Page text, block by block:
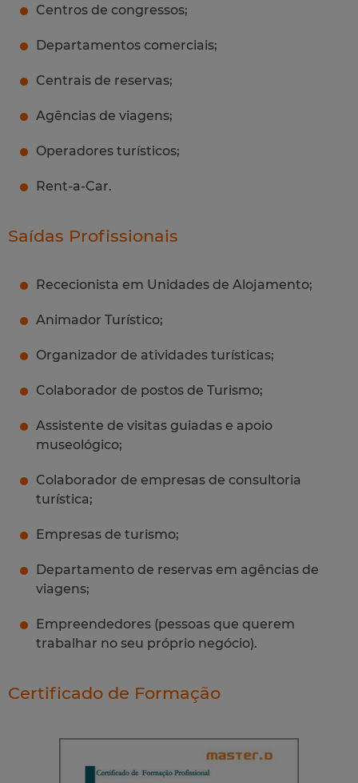
Centros de congressos;
Departamentos comerciais;
Centrais de reservas;
Agências de viagens;
Operadores turísticos;
Rent-a-Car.
Saídas Profissionais
Rececionista em Unidades de Alojamento;
Animador Turístico;
Organizador de atividades turísticas;
Colaborador de postos de Turismo;
Assistente de visitas guiadas e apoio
museológico;
Colaborador de empresas de consultoria
turística;
Empresas de turismo;
Departamento de reservas em agências de
viagens;
Empreendedores (pessoas que querem
trabalhar no seu próprio negócio).
Certificado de Formação